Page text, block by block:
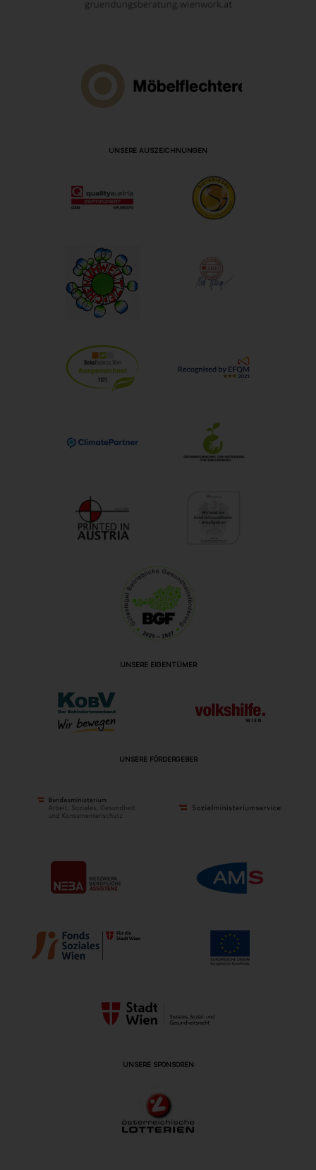
UNSERE AUSZEICHNUNGEN
UNSERE EIGENTÜMER
UNSERE FÖRDERGEBER
UNSERE SPONSOREN